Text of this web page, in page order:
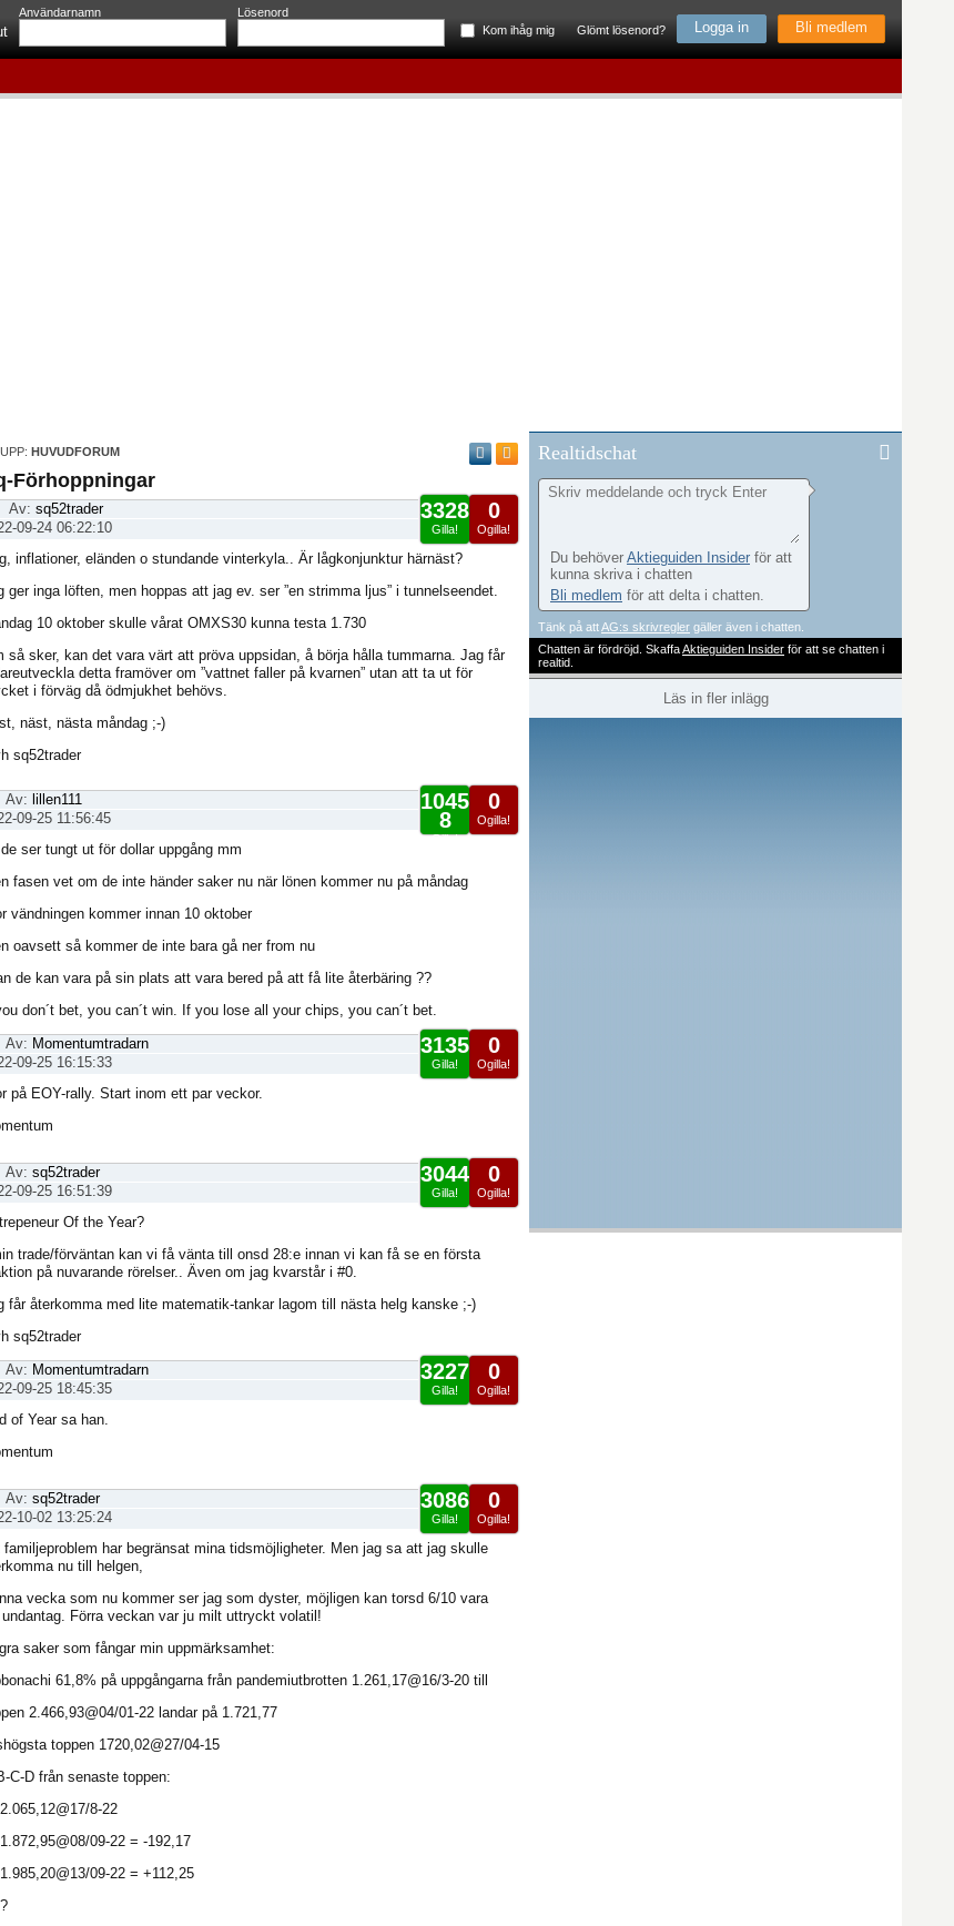
Användarnamn
Lösenord
Kom ihåg mig
Glömt lösenord? Bli medlem
HUVUDFORUM
Förhoppningar
0
Ogilla!
3328
Gilla!
Av: sq52trader
09-24 06:22:10
inflationer, eländen o stundande vinterkyla.. Är lågkonjunktur härnäst?
ger inga löften, men hoppas att jag ev. ser ”en strimma ljus” i tunnelseendet.
10 oktober skulle vårat OMXS30 kunna testa 1.730
så sker, kan det vara värt att pröva uppsidan, å börja hålla tummarna. Jag får
detta framöver om ”vattnet faller på kvarnen” utan att ta ut för
i förväg då ödmjukhet behövs.
näst, nästa måndag ;-)
sq52trader
0
Ogilla!
1045
8
Gilla!
Av: lillen111
09-25 11:56:45
ser tungt ut för dollar uppgång mm
fasen vet om de inte händer saker nu när lönen kommer nu på måndag
vändningen kommer innan 10 oktober
oavsett så kommer de inte bara gå ner from nu
de kan vara på sin plats att vara bered på att få lite återbäring ??
don´t bet, you can´t win. If you lose all your chips, you can´t bet.
0
Ogilla!
3135
Gilla!
Av: Momentumtradarn
09-25 16:15:33
på EOY-rally. Start inom ett par veckor.
0
Ogilla!
3044
Gilla!
Av: sq52trader
09-25 16:51:39
Of the Year?
trade/förväntan kan vi få vänta till onsd 28:e innan vi kan få se en första
på nuvarande rörelser.. Även om jag kvarstår i #0.
får återkomma med lite matematik-tankar lagom till nästa helg kanske ;-)
sq52trader
0
Ogilla!
3227
Gilla!
Av: Momentumtradarn
09-25 18:45:35
of Year sa han.
0
Ogilla!
3086
Gilla!
Av: sq52trader
10-02 13:25:24
familjeproblem har begränsat mina tidsmöjligheter. Men jag sa att jag skulle
nu till helgen,
vecka som nu kommer ser jag som dyster, möjligen kan torsd 6/10 vara
Förra veckan var ju milt uttryckt volatil!
saker som fångar min uppmärksamhet:
61,8% på uppgångarna från pandemiutbrotten 1.261,17@16/3-20 till
2.466,93@04/01-22 landar på 1.721,77
toppen 1720,02@27/04-15
C-D från senaste toppen:
8-22
09-22 = -192,17
09-22 = +112,25
Realtidschat
Du behöver Aktieguiden Insider för att
kunna skriva i chatten
Bli medlem för att delta i chatten.
Tänk på attAG:s skrivregler gäller även i chatten.
Chatten är fördröjd. SkaffaAktieguiden Insider för att se chatten i
realtid.
Läs in fler inlägg